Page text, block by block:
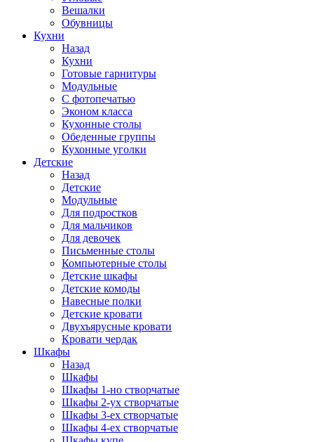
Вешалки
Обувницы
Кухни
Назад
Кухни
Готовые гарнитуры
Модульные
С фотопечатью
Эконом класса
Кухонные столы
Обеденные группы
Кухонные уголки
Детские
Назад
Детские
Модульные
Для подростков
Для мальчиков
Для девочек
Письменные столы
Компьютерные столы
Детские шкафы
Детские комоды
Навесные полки
Детские кровати
Двухъярусные кровати
Кровати чердак
Шкафы
Назад
Шкафы
Шкафы 1-но створчатые
Шкафы 2-ух створчатые
Шкафы 3-ех створчатые
Шкафы 4-ех створчатые